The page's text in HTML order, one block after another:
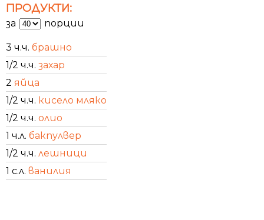
ПРОДУКТИ:
за порции
3 ч.ч. брашно
1/2 ч.ч. захар
2 яйца
1/2 ч.ч. кисело мляко
1/2 ч.ч. олио
1 ч.л. бакпулвер
1/2 ч.ч. лешници
1 с.л. ванилия